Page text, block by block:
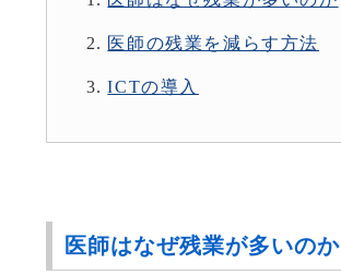
医師の残業を減らす方法
ICTの導入
医師はなぜ残業が多いのか